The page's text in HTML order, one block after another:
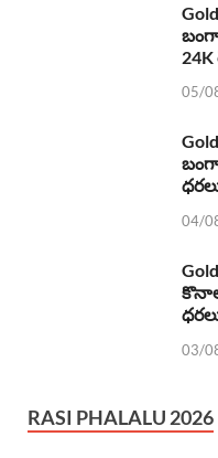
24K
05/
04/
03/
RASI PHALALU 2026